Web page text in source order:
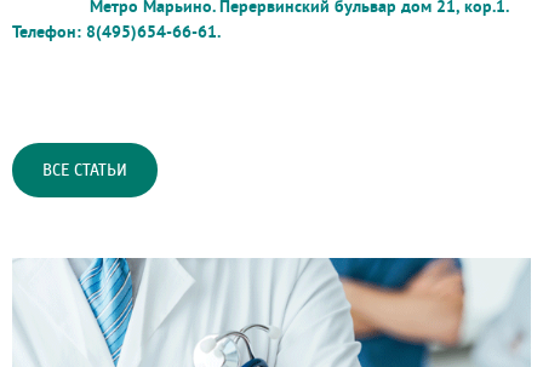
Метро Марьино. Перервинский бульвар дом 21, кор.1.
Телефон: 8(495)654-66-61.
ВСЕ СТАТЬИ